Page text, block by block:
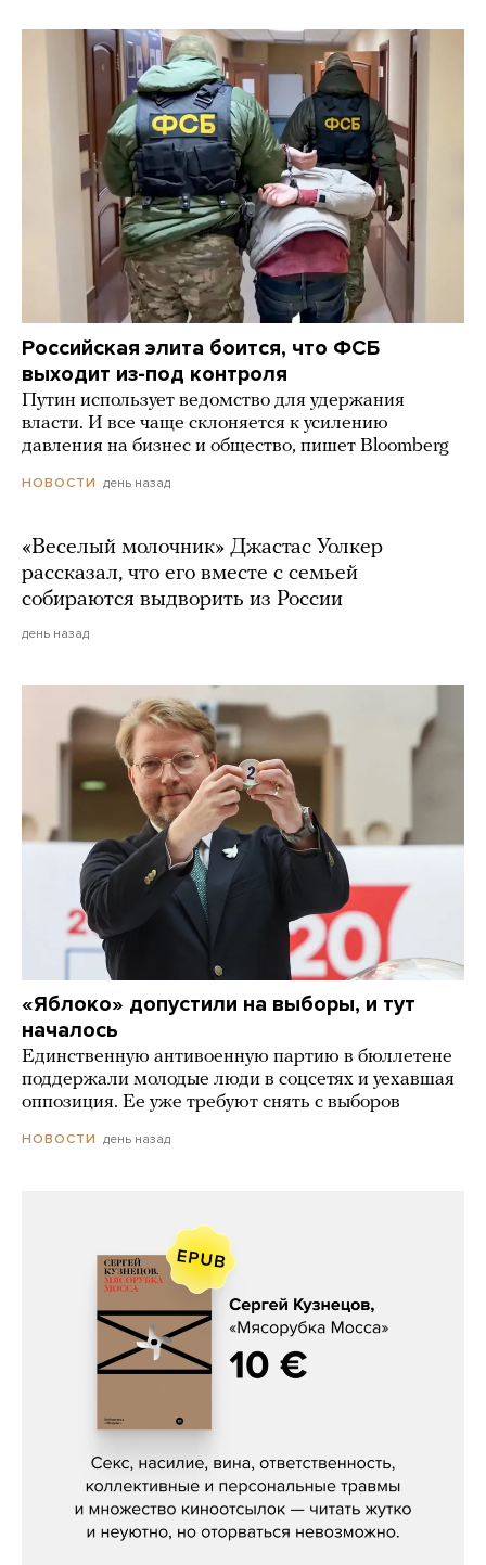
Российская элита боится, что ФСБ
выходит из-под контроля
Путин использует ведомство для удержания
власти. И все чаще склоняется к усилению
давления на бизнес и общество, пишет Bloomberg
НОВОСТИ день назад
«Веселый молочник» Джастас Уолкер
рассказал, что его вместе с семьей
собираются выдворить из России
день назад
«Яблоко» допустили на выборы, и тут
началось
Единственную антивоенную партию в бюллетене
поддержали молодые люди в соцсетях и уехавшая
оппозиция. Ее уже требуют снять с выборов
НОВОСТИ день назад
Сергей Кузнецов, «Мясорубка